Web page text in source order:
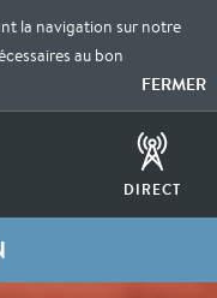
la navigation sur notre
au bon
FERMER
DIRECT